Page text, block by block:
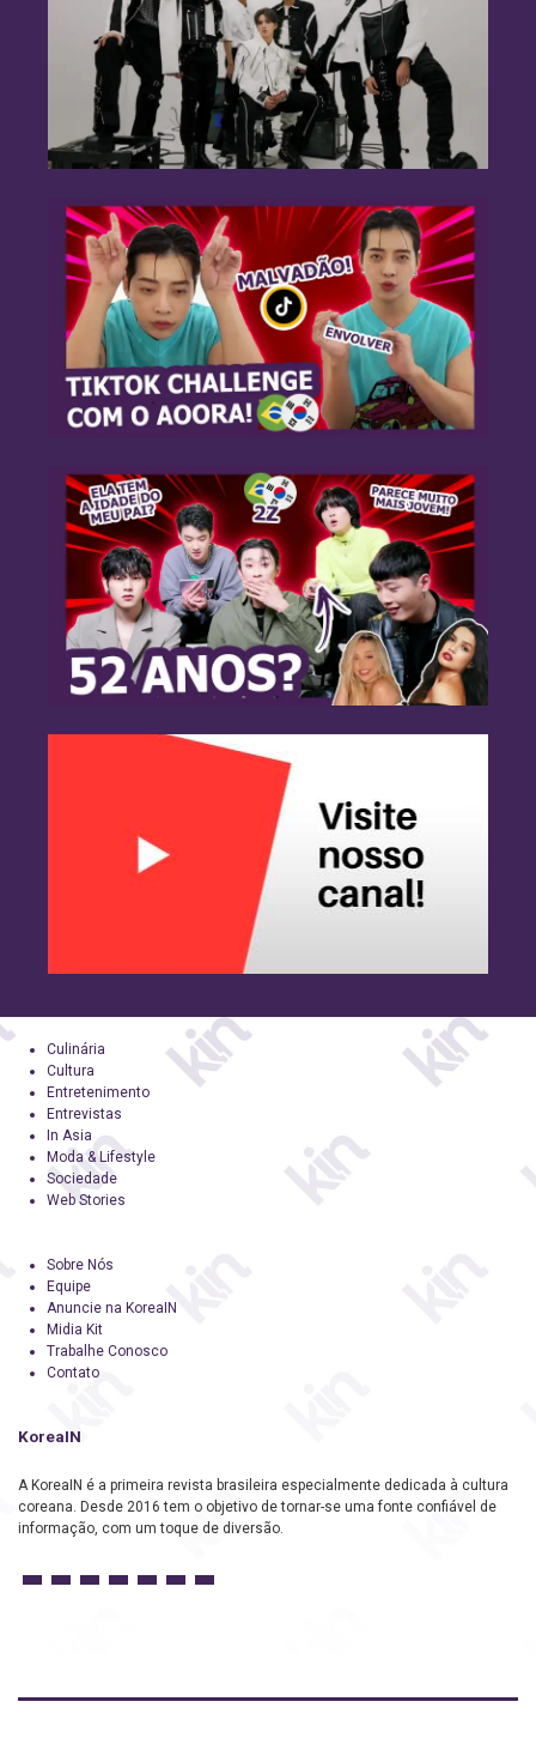
Culinária
Cultura
Entretenimento
Entrevistas
In Asia
Moda & Lifestyle
Sociedade
Web Stories
Sobre Nós
Equipe
Anuncie na KoreaIN
Midia Kit
Trabalhe Conosco
Contato
KoreaIN
A KoreaIN é a primeira revista brasileira especialmente dedicada à cultura
coreana. Desde 2016 tem o objetivo de tornar-se uma fonte confiável de
informação, com um toque de diversão.